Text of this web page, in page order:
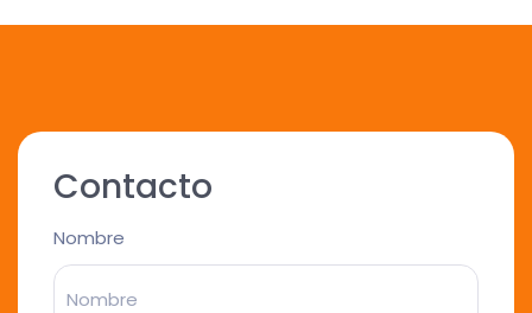
Contacto
Nombre